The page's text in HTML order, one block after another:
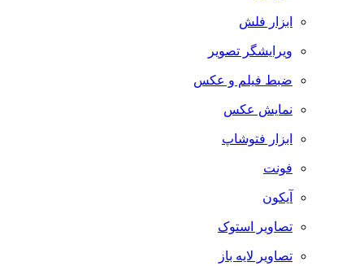
ابزار فلش
ویرایشگر تصویر
ضبط فيلم و عكس
نمایش عکس
ابزار فتوشاپ
فونت
آیکون
تصاویر استوک
تصاویر لایه باز